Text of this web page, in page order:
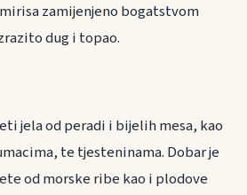
zamijenjeno bogatstvom
dug i topao.
jela od peradi i bijelih mesa, kao
te tjesteninama. Dobar je
od morske ribe kao i plodove